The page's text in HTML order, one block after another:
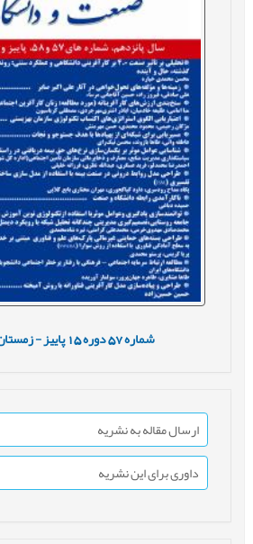
شماره57 دوره15 پاییز - زمستان
ارسال مقاله به نشریه
داوری برای این نشریه